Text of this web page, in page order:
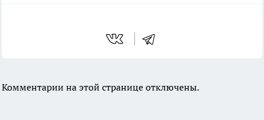
Комментарии на этой странице отключены.